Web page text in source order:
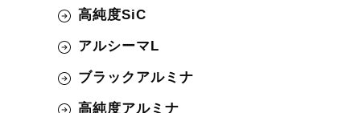
高純度SiC
アルシーマL
ブラックアルミナ
高純度アルミナ